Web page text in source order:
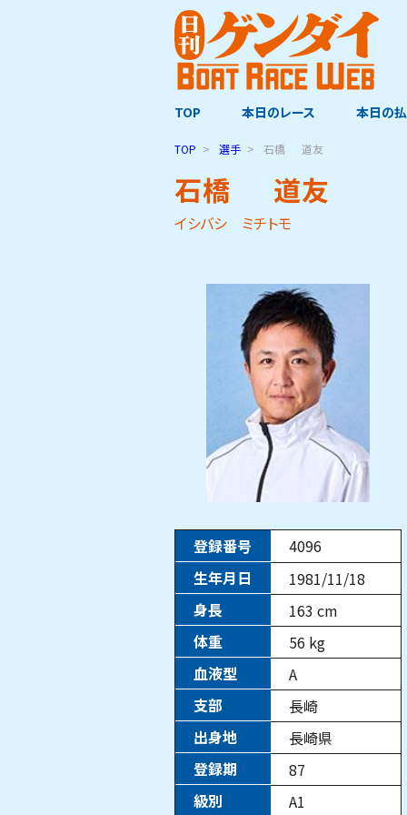
TOP 本日のレース 本日の
TOP 選手 石橋 道友
石橋 道友
イシバシ ミチトモ
登録番号
4096
生年月日
1981/11/18
身長
163 cm
体重
56 kg
血液型
A
支部
長崎
出身地
長崎県
登録期
87
級別
A1